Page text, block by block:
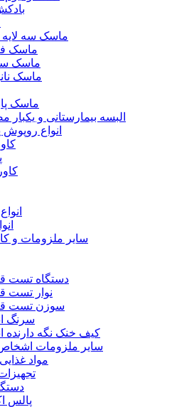
ماسک سه
ماسک
ماسک
ماسک
ماسک
البسه بیمارستانی و
انواع
سایر ملزومات و
دستگاه تست
نوار تست
سوزن تست
سرنگ
کیف خنک نگه دارنده
سایر ملزومات اشخاص
مواد
پالس